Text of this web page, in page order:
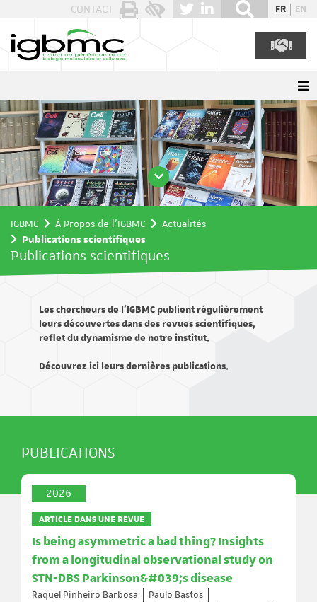
CONTACT FR EN
IGBMC À Propos de l'IGBMC
Actualités
Publications scientifiques
Publications scientifiques
Les chercheurs de l’IGBMC publient régulièrement
leurs découvertes dans des revues scientifiques,
reflet du dynamisme de notre institut.
Découvrez ici leurs dernières publications.
PUBLICATIONS
2026
ARTICLE DANS UNE REVUE
Is being asymmetric a bad thing? Insights
from a longitudinal observational study on
STN-DBS Parkinson&#039;s disease
Raquel Pinheiro Barbosa
Paulo Bastos
Panneau de gestion des cookies